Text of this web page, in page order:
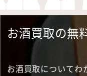
お酒買取の無
お酒買取についてわ